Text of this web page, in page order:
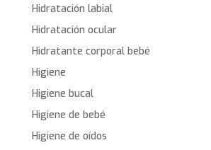
Hidratación labial
Hidratación ocular
Hidratante corporal bebé
Higiene
Higiene bucal
Higiene de bebé
Higiene de oídos